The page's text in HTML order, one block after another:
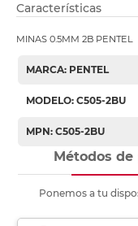
Características
MINAS 0.5MM 2B PENTEL
MARCA: PENTEL
MODELO: C505-2BU
MPN: C505-2BU
Métodos de
Ponemos a tu